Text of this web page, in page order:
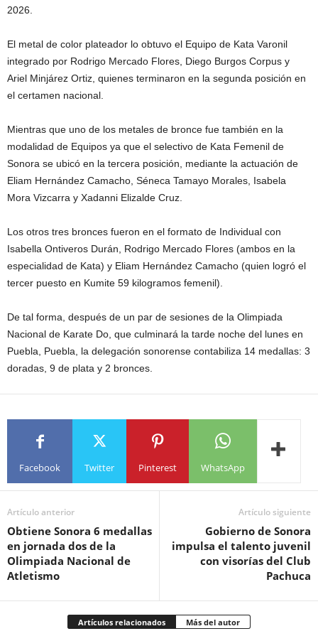
2026.
El metal de color plateador lo obtuvo el Equipo de Kata Varonil
integrado por Rodrigo Mercado Flores, Diego Burgos Corpus y
Ariel Minjárez Ortiz, quienes terminaron en la segunda posición en
el certamen nacional.
Mientras que uno de los metales de bronce fue también en la
modalidad de Equipos ya que el selectivo de Kata Femenil de
Sonora se ubicó en la tercera posición, mediante la actuación de
Eliam Hernández Camacho, Séneca Tamayo Morales, Isabela
Mora Vizcarra y Xadanni Elizalde Cruz.
Los otros tres bronces fueron en el formato de Individual con
Isabella Ontiveros Durán, Rodrigo Mercado Flores (ambos en la
especialidad de Kata) y Eliam Hernández Camacho (quien logró el
tercer puesto en Kumite 59 kilogramos femenil).
De tal forma, después de un par de sesiones de la Olimpiada
Nacional de Karate Do, que culminará la tarde noche del lunes en
Puebla, Puebla, la delegación sonorense contabiliza 14 medallas: 3
doradas, 9 de plata y 2 bronces.
Facebook Twitter Pinterest WhatsApp
Artículo anterior
Obtiene Sonora 6 medallas
en jornada dos de la
Olimpiada Nacional de
Atletismo
Artículo siguiente
Gobierno de Sonora
impulsa el talento juvenil
con visorías del Club
Pachuca
Artículos relacionados Más del autor